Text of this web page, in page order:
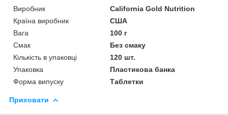
Виробник
California Gold Nutrition
Країна виробник
США
Вага
100 г
Смак
Без смаку
Кількість в упаковці
120 шт.
Упаковка
Пластикова банка
Форма випуску
Таблетки
Приховати